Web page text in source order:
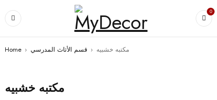
0
Home › قسم الأثاث المدرسي › مكتبه خشبيه
مكتبه خشبيه